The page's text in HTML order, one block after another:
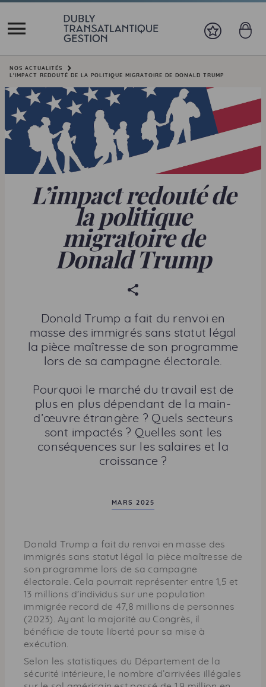
Vous êtes ici:
NOS ACTUALITÉS
L’IMPACT REDOUTÉ DE LA POLITIQUE MIGRATOIRE DE DONALD TRUMP
L’impact redouté de
la politique
migratoire de
Donald Trump
r
t
a
g
r
c
e
t
t
e
g
Donald Trump a fait du renvoi en
masse des immigrés sans statut légal
la pièce maîtresse de son programme
lors de sa campagne électorale.
Pourquoi le marché du travail est de
plus en plus dépendant de la main-
d’œuvre étrangère ? Quels secteurs
sont impactés ? Quelles sont les
conséquences sur les salaires et la
croissance ?
MARS 2025
Donald Trump a fait du renvoi en masse des
immigrés sans statut légal la pièce maîtresse de
son programme lors de sa campagne
électorale. Cela pourrait représenter entre 1,5 et
13 millions d’individus sur une population
immigrée record de 47,8 millions de personnes
(2023). Ayant la majorité au Congrès, il
bénéficie de toute liberté pour sa mise à
exécution.
Selon les statistiques du Département de la
sécurité intérieure, le nombre d’arrivées illégales